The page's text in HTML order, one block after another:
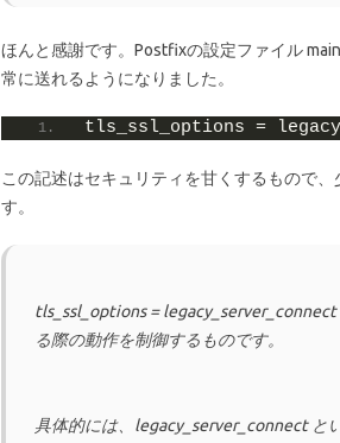
ほんと感謝です。Postfixの設定ファイル
常に送れるようになりました。
tls_ssl_options =
この記述はセキュリティを甘くするもので
す。
tls_ssl_options =
る際の動作を制御するものです。
具体的には、legacy_server_connect と